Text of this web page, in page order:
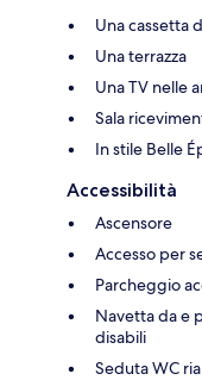
Una cassetta
Una terrazza
Una TV nelle
Sala
In stile Belle
Accessibilità
Ascensore
Accesso per
Parcheggio
Navetta da e
disabili
Seduta WC